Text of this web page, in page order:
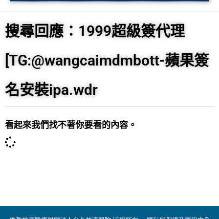
搜尋回應：1999超級簽代理
[TG:@wangcaimdmbott-蘋果簽
名安裝ipa.wdr
看起來我們找不著你要看的內容。